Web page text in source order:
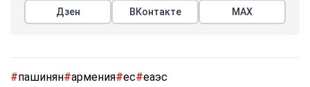
Дзен ВКонтакте МАХ
#пашинян#армения#ес#еаэс